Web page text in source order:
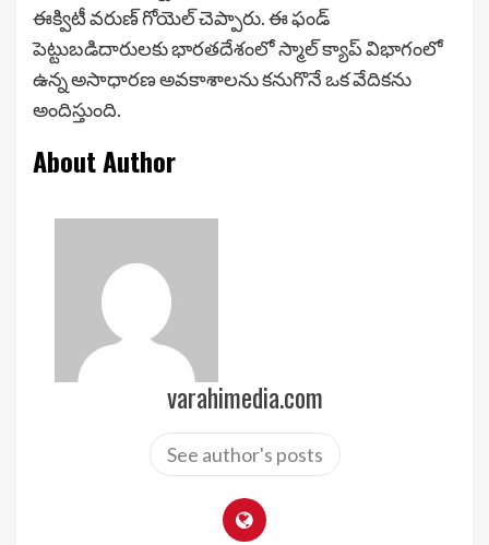
ఈక్విటీ వరుణ్ గోయెల్ చెప్పారు. ఈ ఫండ్
పెట్టుబడిదారులకు భారతదేశంలో స్మాల్ క్యాప్ విభాగంలో
ఉన్న అసాధారణ అవకాశాలను కనుగొనే ఒక వేదికను
అందిస్తుంది.
About Author
varahimedia.com
See author's posts